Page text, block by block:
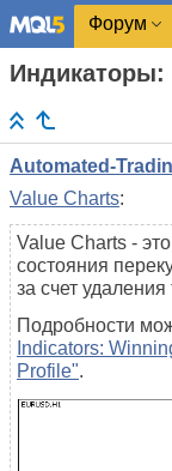
Форум
Индикаторы:
Automated-
Value Charts:
Value Charts -
состояния
за счет
Подробности
Indicators:
Profile".